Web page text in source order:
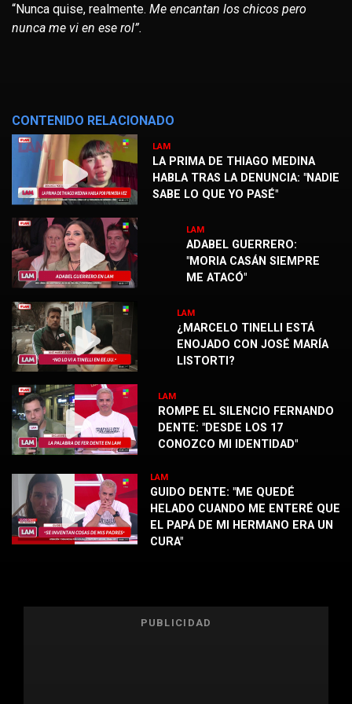
“Nunca quise, realmente. Me encantan los chicos pero
nunca me vi en ese rol”.
CONTENIDO RELACIONADO
LAM
LA PRIMA DE THIAGO MEDINA
HABLA TRAS LA DENUNCIA: "NADIE
SABE LO QUE YO PASÉ"
LAM
ADABEL GUERRERO:
"MORIA CASÁN SIEMPRE
ME ATACÓ"
LAM
¿MARCELO TINELLI ESTÁ
ENOJADO CON JOSÉ MARÍA
LISTORTI?
LAM
ROMPE EL SILENCIO FERNANDO
DENTE: "DESDE LOS 17
CONOZCO MI IDENTIDAD"
LAM
GUIDO DENTE: "ME QUEDÉ
HELADO CUANDO ME ENTERÉ QUE
EL PAPÁ DE MI HERMANO ERA UN
CURA"
PUBLICIDAD